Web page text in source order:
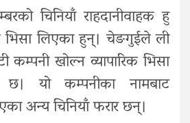
चिनियाँ राहदानीवाहक हु
भिसा लिएका हुन्। चेङगुईले ली
खोल्न व्यापारिक भिसा
छ। यो कम्पनीका नामबाट
अन्य चिनियाँ फरार छन्।